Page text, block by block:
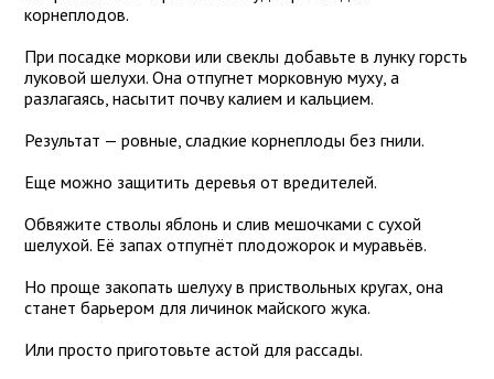
корнеплодов.
При посадке моркови или свеклы добавьте в лунку горсть
луковой шелухи. Она отпугнет морковную муху, а
разлагаясь, насытит почву калием и кальцием.
Результат — ровные, сладкие корнеплоды без гнили.
Еще можно защитить деревья от вредителей.
Обвяжите стволы яблонь и слив мешочками с сухой
шелухой. Её запах отпугнёт плодожорок и муравьёв.
Но проще закопать шелуху в приствольных кругах, она
станет барьером для личинок майского жука.
Или просто приготовьте астой для рассады.